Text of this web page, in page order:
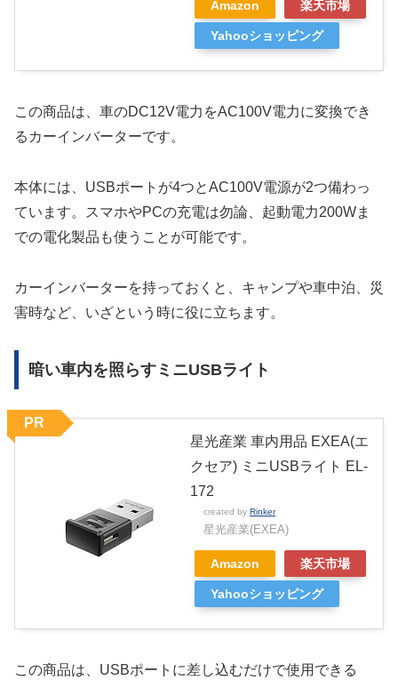
Amazon 楽天市場
Yahooショッピング
この商品は、車のDC12V電力をAC100V電力に変換でき
るカーインバーターです。
本体には、USBポートが4つとAC100V電源が2つ備わっ
ています。スマホやPCの充電は勿論、起動電力200Wま
での電化製品も使うことが可能です。
カーインバーターを持っておくと、キャンプや車中泊、災
害時など、いざという時に役に立ちます。
暗い車内を照らすミニUSBライト
星光産業 車内用品 EXEA(エ
クセア) ミニUSBライト EL-
172
created by Rinker
星光産業(EXEA)
Amazon 楽天市場
Yahooショッピング
PR
この商品は、USBポートに差し込むだけで使用できる